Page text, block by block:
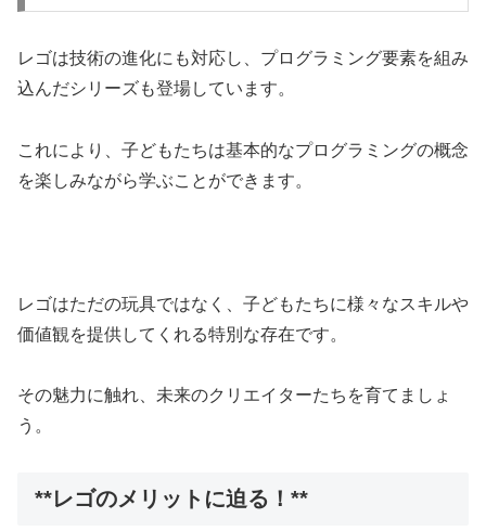
レゴは技術の進化にも対応し、プログラミング要素を組み
込んだシリーズも登場しています。
これにより、子どもたちは基本的なプログラミングの概念
を楽しみながら学ぶことができます。
レゴはただの玩具ではなく、子どもたちに様々なスキルや
価値観を提供してくれる特別な存在です。
その魅力に触れ、未来のクリエイターたちを育てましょ
う。
**レゴのメリットに迫る！**